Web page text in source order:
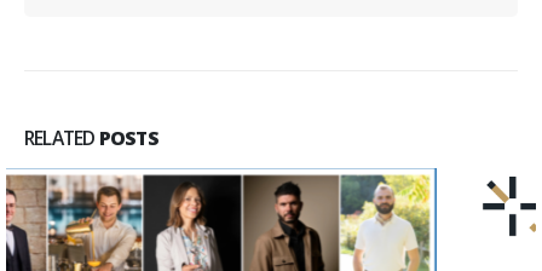
RELATED POSTS